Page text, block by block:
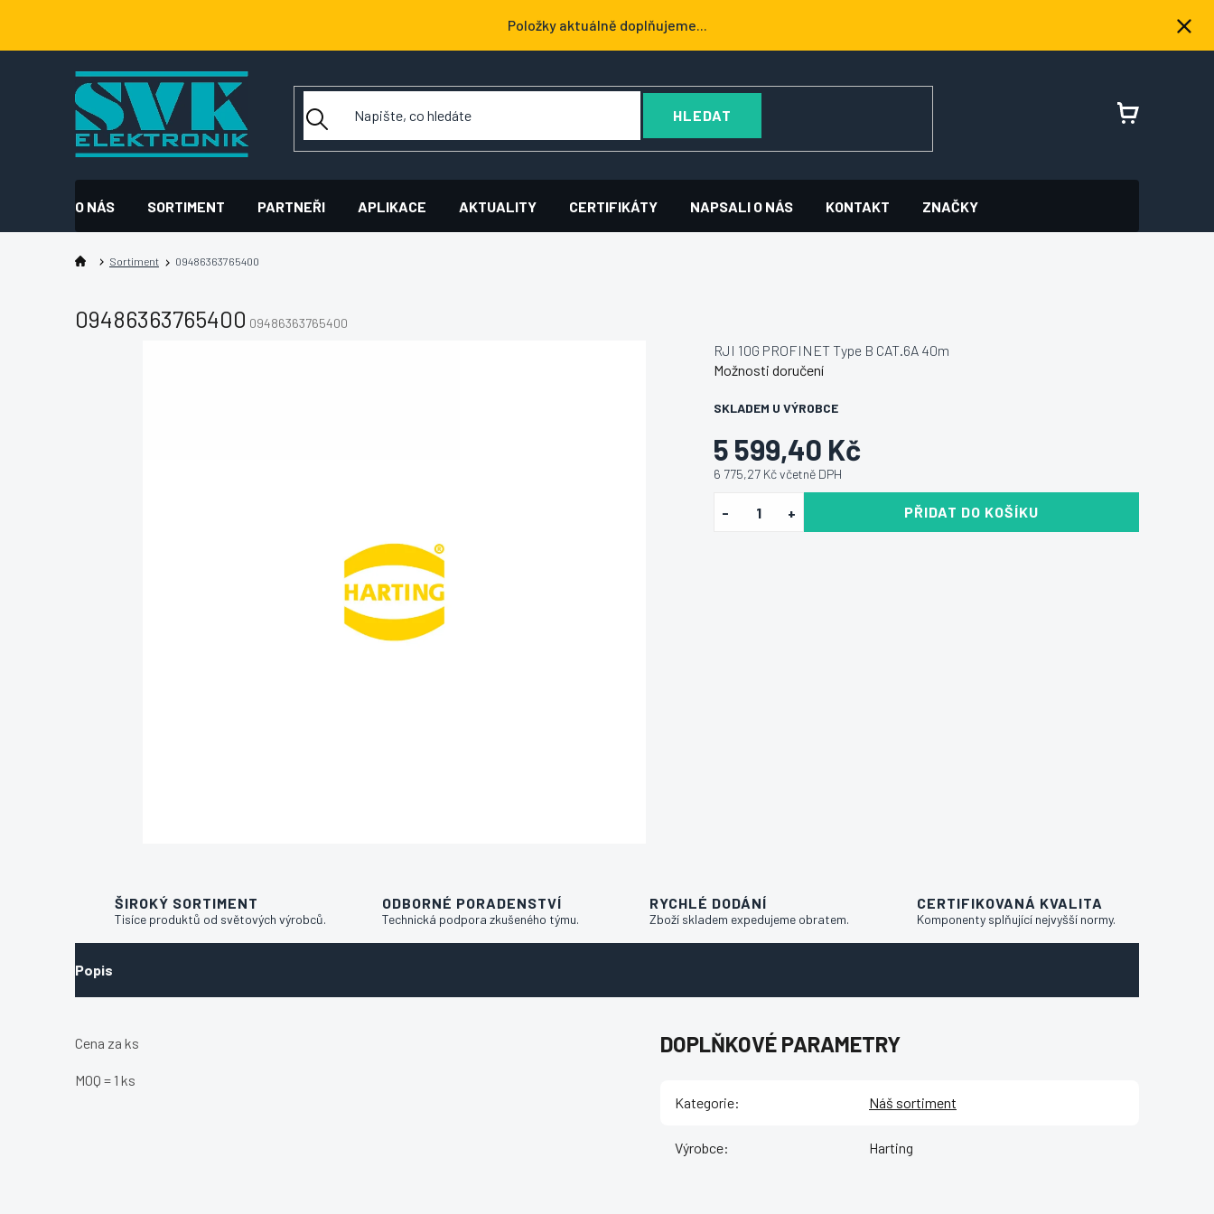
obsah
Položky aktuálně doplňujeme...
HLEDAT
NÁKUPNÍ
O NÁS SORTIMENT PARTNEŘI APLIKACE AKTUALITY CERTIFIKÁTY NAPSALI O NÁS KONTAKT ZNAČKY
Sortiment 09486363765400
09486363765400 09486363765400
5 599,40 Kč
6 775,27 Kč včetně DPH
SKLADEM U VÝROBCE
Možnosti doručení
PŘIDAT DO KOŠÍKU
RJI 10G PROFINET Type B CAT.6A 40m
ŠIROKÝ SORTIMENT
Tisíce produktů od světových výrobců.
ODBORNÉ PORADENSTVÍ
Technická podpora zkušeného týmu.
RYCHLÉ DODÁNÍ
Zboží skladem expedujeme obratem.
CERTIFIKOVANÁ KVALITA
Komponenty splňující nejvyšší normy.
Popis
Cena za ks
MOQ = 1 ks
DOPLŇKOVÉ PARAMETRY
Kategorie: Náš sortiment
Výrobce: Harting